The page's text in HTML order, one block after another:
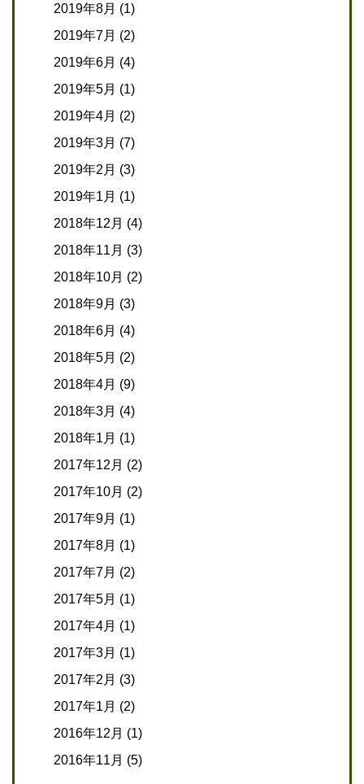
2019年8月 (1)
2019年7月 (2)
2019年6月 (4)
2019年5月 (1)
2019年4月 (2)
2019年3月 (7)
2019年2月 (3)
2019年1月 (1)
2018年12月 (4)
2018年11月 (3)
2018年10月 (2)
2018年9月 (3)
2018年6月 (4)
2018年5月 (2)
2018年4月 (9)
2018年3月 (4)
2018年1月 (1)
2017年12月 (2)
2017年10月 (2)
2017年9月 (1)
2017年8月 (1)
2017年7月 (2)
2017年5月 (1)
2017年4月 (1)
2017年3月 (1)
2017年2月 (3)
2017年1月 (2)
2016年12月 (1)
2016年11月 (5)